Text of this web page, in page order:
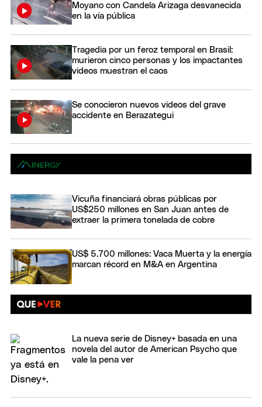
Moyano con Candela Arizaga desvanecida
en la vía pública
Tragedia por un feroz temporal en Brasil:
murieron cinco personas y los impactantes
videos muestran el caos
Se conocieron nuevos videos del grave
accidente en Berazategui
Vicuña financiará obras públicas por
US$250 millones en San Juan antes de
extraer la primera tonelada de cobre
US$ 5.700 millones: Vaca Muerta y la energía
marcan récord en M&A en Argentina
La nueva serie de Disney+ basada en una
novela del autor de American Psycho que
vale la pena ver